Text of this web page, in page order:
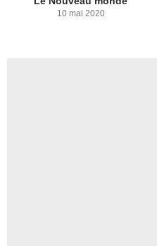
10 mai 2020